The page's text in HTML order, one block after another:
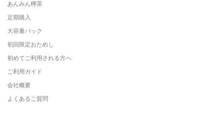
あんみん樺茶
定期購入
大容量パック
初回限定おためし
初めてご利用される方へ
ご利用ガイド
会社概要
よくあるご質問